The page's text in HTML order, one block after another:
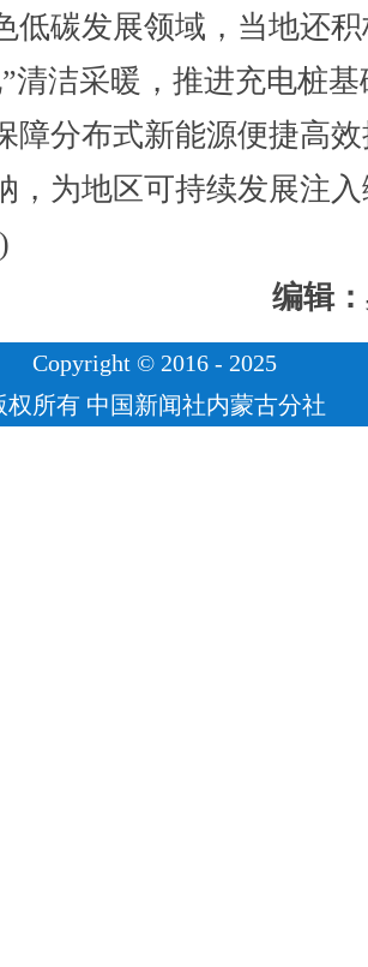
碳发展领域，当地还积
清洁采暖，推进充电桩基
障分布式新能源便捷高
，为地区可持续发展注
编辑
Copyright © 2016 - 2025
权所有 中国新闻社内蒙古分社